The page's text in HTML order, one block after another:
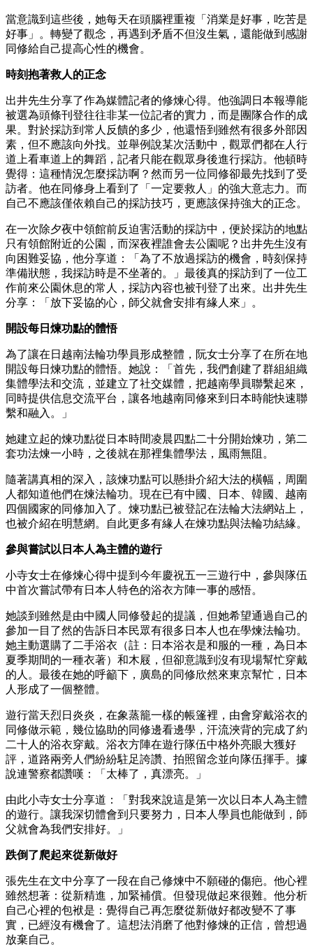
當意識到這些後，她每天在頭腦裡重複「消業是好事，吃苦是
好事」。轉變了觀念，再遇到矛盾不但沒生氣，還能做到感謝
同修給自己提高心性的機會。
時刻抱著救人的正念
出井先生分享了作為媒體記者的修煉心得。他強調日本報導能
被選為頭條刊登往往非某一位記者的實力，而是團隊合作的成
果。對於採訪到常人反饋的多少，他還悟到雖然有很多外部因
素，但不應該向外找。並舉例說某次活動中，觀眾們都在人行
道上看車道上的舞蹈，記者只能在觀眾身後進行採訪。他頓時
覺得：這種情況怎麼採訪啊？然而另一位同修卻最先找到了受
訪者。他在同修身上看到了「一定要救人」的強大意志力。而
自己不應該僅依賴自己的採訪技巧，更應該保持強大的正念。
在一次除夕夜中領館前反迫害活動的採訪中，便於採訪的地點
只有領館附近的公園，而深夜裡誰會去公園呢？出井先生沒有
向困難妥協，他分享道：「為了不放過採訪的機會，時刻保持
準備狀態，我採訪時是不坐著的。」最後真的採訪到了一位工
作前來公園休息的常人，採訪內容也被刊登了出來。出井先生
分享：「放下妥協的心，師父就會安排有緣人來」。
開設每日煉功點的體悟
為了讓在日越南法輪功學員形成整體，阮女士分享了在所在地
開設每日煉功點的體悟。她說：「首先，我們創建了群組組織
集體學法和交流，並建立了社交媒體，把越南學員聯繫起來，
同時提供信息交流平台，讓各地越南同修來到日本時能快速聯
繫和融入。」
她建立起的煉功點從日本時間凌晨四點二十分開始煉功，第二
套功法煉一小時，之後就在那裡集體學法，風雨無阻。
隨著講真相的深入，該煉功點可以懸掛介紹大法的橫幅，周圍
人都知道他們在煉法輪功。現在已有中國、日本、韓國、越南
四個國家的同修加入了。煉功點已被登記在法輪大法網站上，
也被介紹在明慧網。自此更多有緣人在煉功點與法輪功結緣。
參與嘗試以日本人為主體的遊行
小寺女士在修煉心得中提到今年慶祝五一三遊行中，參與隊伍
中首次嘗試帶有日本人特色的浴衣方陣一事的感悟。
她談到雖然是由中國人同修發起的提議，但她希望通過自己的
參加一目了然的告訴日本民眾有很多日本人也在學煉法輪功。
她主動選購了二手浴衣（註：日本浴衣是和服的一種，為日本
夏季期間的一種衣著）和木屐，但卻意識到沒有現場幫忙穿戴
的人。最後在她的呼籲下，廣島的同修欣然來東京幫忙，日本
人形成了一個整體。
遊行當天烈日炎炎，在象蒸籠一樣的帳篷裡，由會穿戴浴衣的
同修做示範，幾位協助的同修邊看邊學，汗流浹背的完成了約
二十人的浴衣穿戴。浴衣方陣在遊行隊伍中格外亮眼大獲好
評，道路兩旁人們紛紛駐足誇讚、拍照留念並向隊伍揮手。據
說連警察都讚嘆：「太棒了，真漂亮。」
由此小寺女士分享道：「對我來說這是第一次以日本人為主體
的遊行。讓我深切體會到只要努力，日本人學員也能做到，師
父就會為我們安排好。」
跌倒了爬起來從新做好
張先生在文中分享了一段在自己修煉中不願碰的傷疤。他心裡
雖然想著：從新精進，加緊補償。但發現做起來很難。他分析
自己心裡的包袱是：覺得自己再怎麼從新做好都改變不了事
實，已經沒有機會了。這想法消磨了他對修煉的正信，曾想過
放棄自己。